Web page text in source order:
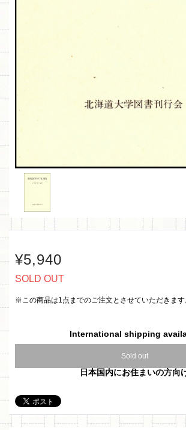
¥5,940
SOLD OUT
※この商品は1点までのご注文とさせていただきます
International shipping
Sold out
日本国内にお住まいの方向